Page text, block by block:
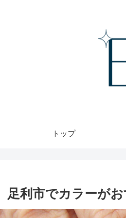
トップ
足利市でカラーが